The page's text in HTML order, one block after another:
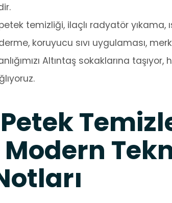
temizliği, ilaçlı radyatör yıkama,
koruyucu sıvı uygulaması,
Altıntaş sokaklarına